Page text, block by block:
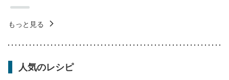
もっと見る
人気のレシピ